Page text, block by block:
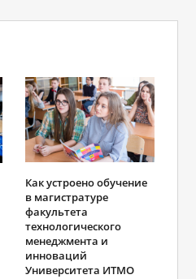
Как устроено обучение
в магистратуре
факультета
технологического
менеджмента и
инноваций
Университета ИТМО